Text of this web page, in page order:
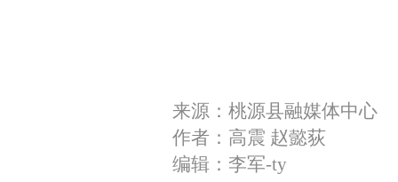
来源：桃源县融媒体中心
作者：高震 赵懿荻
编辑：李军-ty